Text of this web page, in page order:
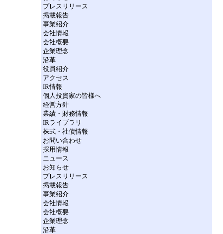
プレスリリース
掲載報告
事業紹介
会社情報
会社概要
企業理念
沿革
役員紹介
アクセス
IR情報
個人投資家の皆様へ
経営方針
業績・財務情報
IRライブラリ
株式・社債情報
お問い合わせ
採用情報
ニュース
お知らせ
プレスリリース
掲載報告
事業紹介
会社情報
会社概要
企業理念
沿革